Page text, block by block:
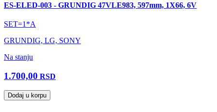
ES-ELED-003 - GRUNDIG 47VLE983, 597mm, 1X66, 6V
SET=1*A
GRUNDIG, LG, SONY
Na stanju
1.700,00 RSD
Dodaj u korpu